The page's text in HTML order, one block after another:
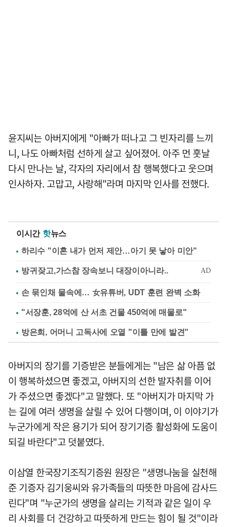
윤지씨는 아버지에게 "아빠가 떠나고 그 빈자리를 느끼
니, 나도 아빠처럼 선하게 살고 싶어졌어. 아주 먼 훗날
다시 만나는 날, 각자의 자리에서 참 행복했다고 웃으며
인사하자. 고맙고, 사랑해"라며 마지막 인사를 전했다.
이시간 핫뉴스
하리수 "이혼 내가 먼저 제안…아기 못 낳아 미안"
손 묶인채 물속에… 女유튜버, UDT 훈련 완벽 소화
"서장훈, 28억에 산 서초 건물 450억에 매물로"
방은희, 어머니 고독사에 오열 "이틀 만에 발견"
아버지의 장기를 기증받은 분들에게는 "남은 삶 아픔 없
이 행복하셨으면 좋겠고, 아버지의 선한 발자취를 이어
가 주셨으면 좋겠다"고 말했다. 또 "아버지가 마지막 가
는 길에 여러 생명을 살릴 수 있어 다행이며, 이 이야기가
누군가에게 작은 용기가 되어 장기기증 활성화에 도움이
되길 바란다"고 덧붙였다.
이삼열 한국장기조직기증원 원장은 "생명나눔을 실천해
준 기증자 김기웅씨와 유가족들의 따뜻한 마음에 감사드
린다"며 "누군가의 생명을 살리는 기적과 같은 일이 우
리 사회를 더 건강하고 따뜻하게 만드는 힘이 될 것"이라